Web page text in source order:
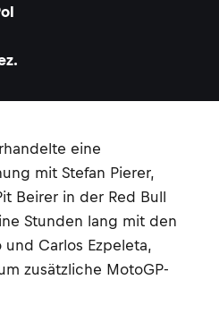
eine
mit Stefan Pierer,
Beirer in der Red Bull
Stunden lang mit den
Carlos Ezpeleta,
zusätzliche MotoGP-